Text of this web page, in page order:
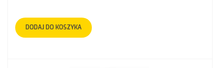
DODAJ DO KOSZYKA